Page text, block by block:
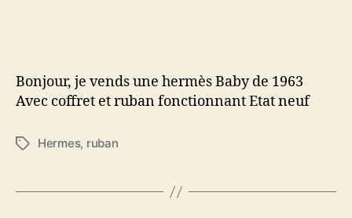
Bonjour, je vends une hermès Baby de 1963
Avec coffret et ruban fonctionnant Etat neuf
Étiquettes
Hermes, ruban